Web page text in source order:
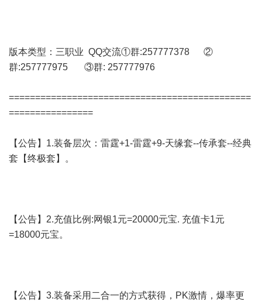
版本类型：三职业 QQ交流①群:257777378 ②
群:257777975 ③群: 257777976
==============================================
================
【公告】1.装备层次：雷霆+1-雷霆+9-天缘套--传承套--经典
套【终极套】。
【公告】2.充值比例:网银1元=20000元宝. 充值卡1元
=18000元宝。
【公告】3.装备采用二合一的方式获得，PK激情，爆率更